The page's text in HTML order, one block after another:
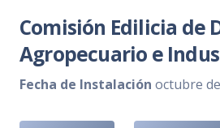
Comisión Edilicia de
Agropecuario e
Fecha de Instalación octubre